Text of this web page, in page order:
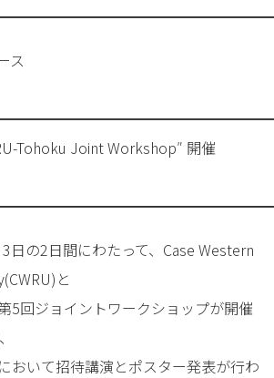
ス
Joint Workshop″ 開催
日の2日間にわたって、Case Western
と
5回ジョイントワークショップが開催
おいて招待講演とポスター発表が行わ